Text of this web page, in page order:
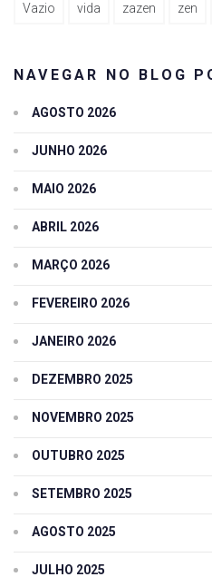
Vazio vida zazen zen
NAVEGAR NO BLOG
AGOSTO 2026
JUNHO 2026
MAIO 2026
ABRIL 2026
MARÇO 2026
FEVEREIRO 2026
JANEIRO 2026
DEZEMBRO 2025
NOVEMBRO 2025
OUTUBRO 2025
SETEMBRO 2025
AGOSTO 2025
JULHO 2025